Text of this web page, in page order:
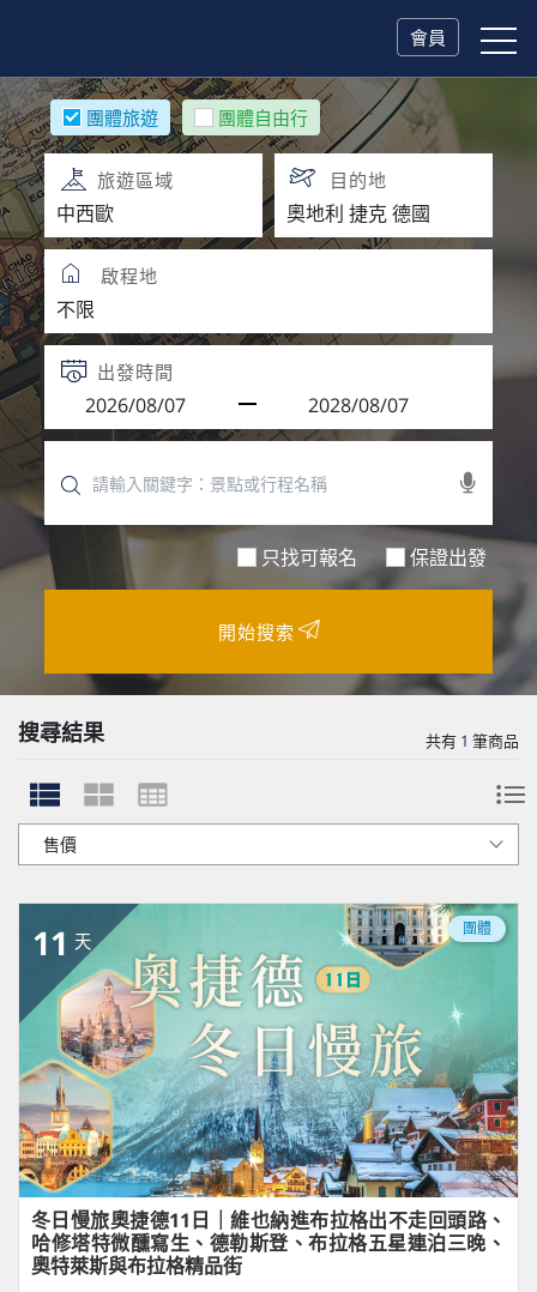
會員
團體旅遊 團體自由行
旅遊區域 目的地
啟程地
出發時間
只找可報名 保證出發
開始搜索
搜尋結果 共有 1 筆商品
11 天
團體
冬日慢旅奧捷德11日｜維也納進布拉格出不走回頭路、
哈修塔特微醺寫生、德勒斯登、布拉格五星連泊三晚、
奧特萊斯與布拉格精品街